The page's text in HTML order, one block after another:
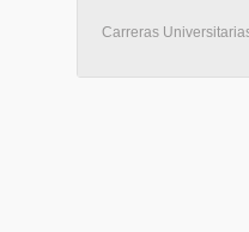
Carreras